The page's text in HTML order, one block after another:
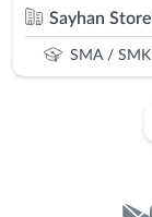
Sayhan Store
SMA / SMK